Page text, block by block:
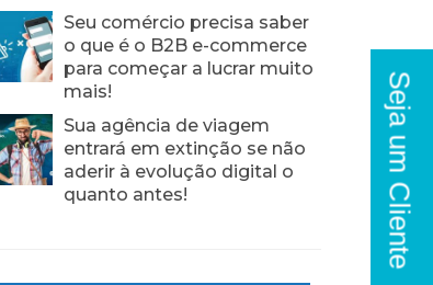
Seja um Cliente
Seu comércio precisa saber
o que é o B2B e-commerce
para começar a lucrar muito
mais!
Sua agência de viagem
entrará em extinção se não
aderir à evolução digital o
quanto antes!